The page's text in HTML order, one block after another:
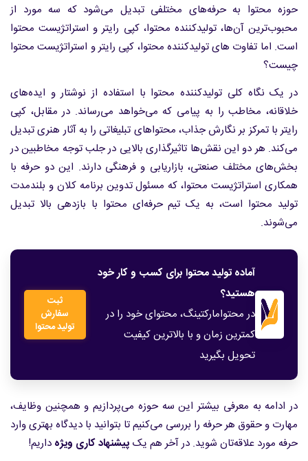
حوزه محتوا به حرفه‌های مختلفی تبدیل می‌شود که سه مورد از
محبوب‌ترین آن‌ها، تولیدکننده محتوا، کپی رایتر و استراتژیست محتوا
است. اما تفاوت های تولیدکننده محتوا، کپی رایتر و استراتژیست محتوا
چیست؟
در یک نگاه کلی تولیدکننده محتوا با استفاده از نوشتار و ایده‌های
خلاقانه، مخاطب را به پیامی که می‌خواهد می‌رساند. در مقابل، کپی
رایتر با تمرکز بر نگارش جذاب، محتواهای تبلیغاتی را به آثار هنری تبدیل
می‌کند. هر دو این نقش‌ها تاثیرگذاری بالایی در جلب توجه مخاطبین در
بخش‌های مختلف صنعتی، بازاریابی و فرهنگی دارند. این دو حرفه با
همکاری استراتژیست محتوا، که مسئول تدوین برنامه کلان و بلندمدت
تولید محتوا است، به یک تیم حرفه‌ای محتوا با بازدهی بالا تبدیل
می‌شوند.
آماده تولید محتوا برای کسب و کار خود
هستید؟
در محتوامارکتینگ، محتوای خود را در
کمترین زمان و با بالاترین کیفیت
تحویل بگیرید
ثبت
سفارش
تولید محتوا
در ادامه به معرفی بیشتر این سه حوزه می‌پردازیم و همچنین وظایف،
مهارت و حقوق هر حرفه را بررسی می‌کنیم تا بتوانید با دیدگاه بهتری وارد
حرفه مورد علاقه‌تان شوید. در آخر هم یک پیشنهاد کاری ویژه داریم!